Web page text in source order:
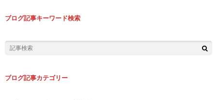
ブログ記事キーワード検索
ブログ記事カテゴリー